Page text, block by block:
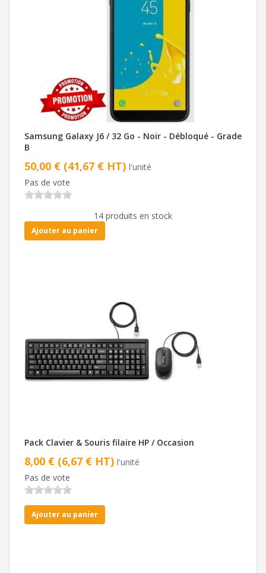
Samsung Galaxy J6 / 32 Go - Noir - Débloqué - Grade
B
50,00 € (41,67 € HT) l'unité
Pas de vote
14 produits en stock
Ajouter au panier
Pack Clavier & Souris filaire HP / Occasion
8,00 € (6,67 € HT) l'unité
Pas de vote
Ajouter au panier